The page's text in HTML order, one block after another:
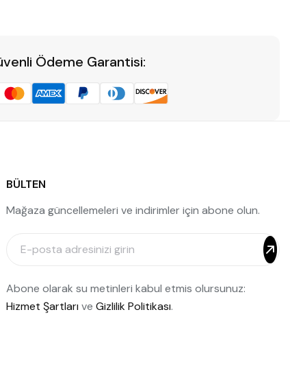
Ödeme Garantisi:
BÜLTEN
Mağaza güncellemeleri ve indirimler için abone olun.
Abone olarak su metinleri kabul etmis olursunuz:
Hizmet Şartları ve Gizlilik Politikası.